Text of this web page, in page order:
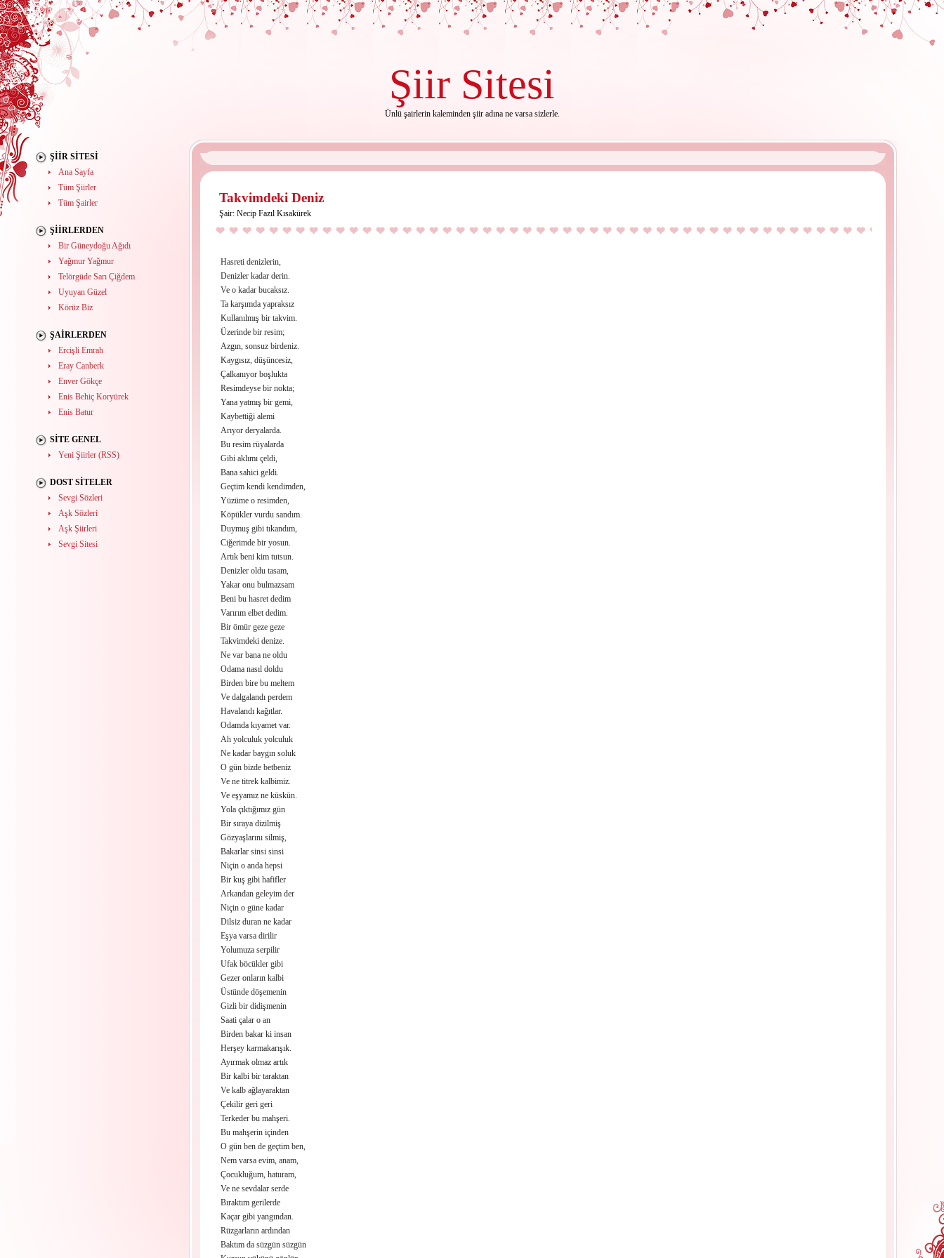
Şiir Sitesi
Ünlü şairlerin kaleminden şiir adına ne varsa sizlerle.
ŞIIR SITESI
Ana Sayfa
Tüm Şiirler
Tüm Şairler
ŞIIRLERDEN
Bir Güneydoğu Ağıdı
Yağmur Yağmur
Telörgüde Sarı Çiğdem
Uyuyan Güzel
Körüz Biz
ŞAIRLERDEN
Ercişli Emrah
Eray Canberk
Enver Gökçe
Enis Behiç Koryürek
Enis Batur
SITE GENEL
Yeni Şiirler (RSS)
DOST SITELER
Sevgi Sözleri
Aşk Sözleri
Aşk Şiirleri
Sevgi Sitesi
Takvimdeki Deniz
Şair: Necip Fazıl Kısakürek
Hasreti denizlerin,
Denizler kadar derin.
Ve o kadar bucaksız.
Ta karşımda yapraksız
Kullanılmış bir takvim.
Üzerinde bir resim;
Azgın, sonsuz birdeniz.
Kaygısız, düşüncesiz,
Çalkanıyor boşlukta
Resimdeyse bir nokta;
Yana yatmış bir gemi,
Kaybettiği alemi
Arıyor deryalarda.
Bu resim rüyalarda
Gibi aklımı çeldi,
Bana sahici geldi.
Geçtim kendi kendimden,
Yüzüme o resimden,
Köpükler vurdu sandım.
Duymuş gibi tıkandım,
Ciğerimde bir yosun.
Artık beni kim tutsun.
Denizler oldu tasam,
Yakar onu bulmazsam
Beni bu hasret dedim
Varırım elbet dedim.
Bir ömür geze geze
Takvimdeki denize.
Ne var bana ne oldu
Odama nasıl doldu
Birden bire bu meltem
Ve dalgalandı perdem
Havalandı kağıtlar.
Odamda kıyamet var.
Ah yolculuk yolculuk
Ne kadar baygın soluk
O gün bizde betbeniz
Ve ne titrek kalbimiz.
Ve eşyamız ne küskün.
Yola çıktığımız gün
Bir sıraya dizilmiş
Gözyaşlarını silmiş,
Bakarlar sinsi sinsi
Niçin o anda hepsi
Bir kuş gibi hafifler
Arkandan geleyim der
Niçin o güne kadar
Dilsiz duran ne kadar
Eşya varsa dirilir
Yolumuza serpilir
Ufak böcükler gibi
Gezer onların kalbi
Üstünde döşemenin
Gizli bir didişmenin
Saati çalar o an
Birden bakar ki insan
Herşey karmakarışık.
Ayırmak olmaz artık
Bir kalbi bir taraktan
Ve kalb ağlayaraktan
Çekilir geri geri
Terkeder bu mahşeri.
Bu mahşerin içinden
O gün ben de geçtim ben,
Nem varsa evim, anam,
Çocukluğum, hatııram,
Ve ne sevdalar serde
Bıraktım gerilerde
Kaçar gibi yangından.
Rüzgarların ardından
Baktım da süzgün süzgün